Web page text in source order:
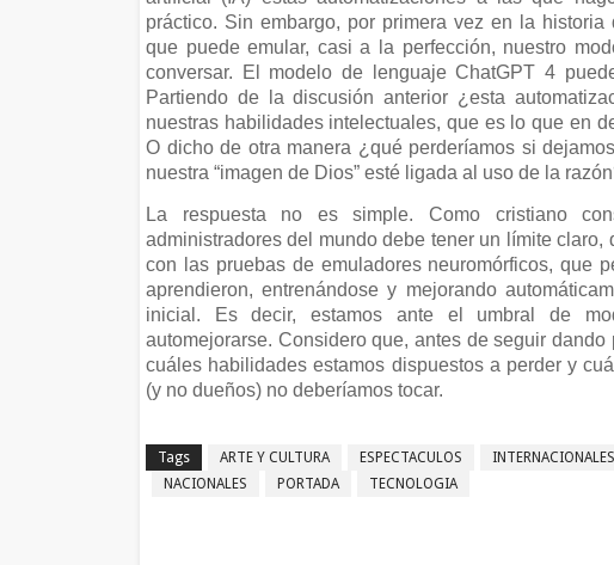
práctico. Sin embargo, por primera vez en la
que puede emular, casi a la perfección, nuestro
conversar. El modelo de lenguaje ChatGPT 4
Partiendo de la discusión anterior ¿esta
nuestras habilidades intelectuales, que es lo que en
O dicho de otra manera ¿qué perderíamos si
nuestra “imagen de Dios” esté ligada al uso de la
La respuesta no es simple. Como cristiano
administradores del mundo debe tener un límite
con las pruebas de emuladores neuromórficos, que
aprendieron, entrenándose y mejorando
inicial. Es decir, estamos ante el umbral de
automejorarse. Considero que, antes de seguir
cuáles habilidades estamos dispuestos a perder y
(y no dueños) no deberíamos tocar.
Tags ARTE Y CULTURA ESPECTACULOS INTERNACIONALES
NACIONALES
PORTADA TECNOLOGIA